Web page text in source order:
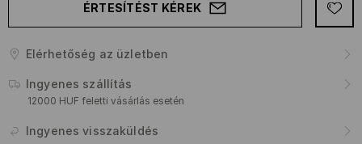
ÉRTESÍTÉST KÉREK
Elérhetőség az üzletben
Ingyenes szállítás
12000 HUF feletti vásárlás esetén
Ingyenes visszaküldés